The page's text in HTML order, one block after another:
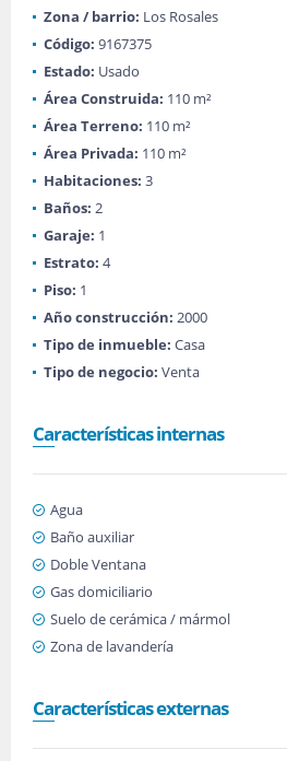
Zona / barrio: Los Rosales
Código: 9167375
Estado: Usado
Área Construida: 110 m²
Área Terreno: 110 m²
Área Privada: 110 m²
Habitaciones: 3
Baños: 2
Garaje: 1
Estrato: 4
Piso: 1
Año construcción: 2000
Tipo de inmueble: Casa
Tipo de negocio: Venta
Características internas
Agua
Baño auxiliar
Doble Ventana
Gas domiciliario
Suelo de cerámica / mármol
Zona de lavandería
Características externas